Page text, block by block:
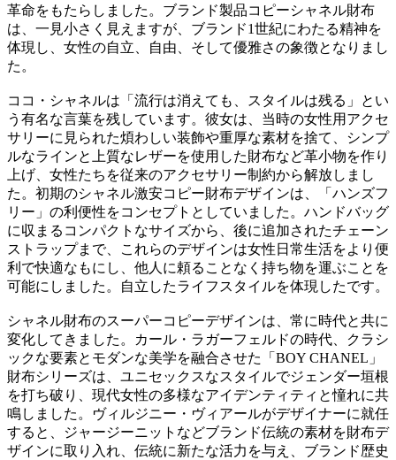
革命をもたらしました。ブランド製品コピーシャネル財布
は、一見小さく見えますが、ブランド1世紀にわたる精神を
体現し、女性の自立、自由、そして優雅さの象徴となりまし
た。
ココ・シャネルは「流行は消えても、スタイルは残る」とい
う有名な言葉を残しています。彼女は、当時の女性用アクセ
サリーに見られた煩わしい装飾や重厚な素材を捨て、シンプ
ルなラインと上質なレザーを使用した財布など革小物を作り
上げ、女性たちを従来のアクセサリー制約から解放しまし
た。初期のシャネル激安コピー財布デザインは、「ハンズフ
リー」の利便性をコンセプトとしていました。ハンドバッグ
に収まるコンパクトなサイズから、後に追加されたチェーン
ストラップまで、これらのデザインは女性日常生活をより便
利で快適なもにし、他人に頼ることなく持ち物を運ぶことを
可能にしました。自立したライフスタイルを体現したです。
シャネル財布のスーパーコピーデザインは、常に時代と共に
変化してきました。カール・ラガーフェルドの時代、クラシ
ックな要素とモダンな美学を融合させた「BOY CHANEL」
財布シリーズは、ユニセックスなスタイルでジェンダー垣根
を打ち破り、現代女性の多様なアイデンティティと憧れに共
鳴しました。ヴィルジニー・ヴィアールがデザイナーに就任
すると、ジャージーニットなどブランド伝統の素材を財布デ
ザインに取り入れ、伝統に新たな活力を与え、ブランド歴史